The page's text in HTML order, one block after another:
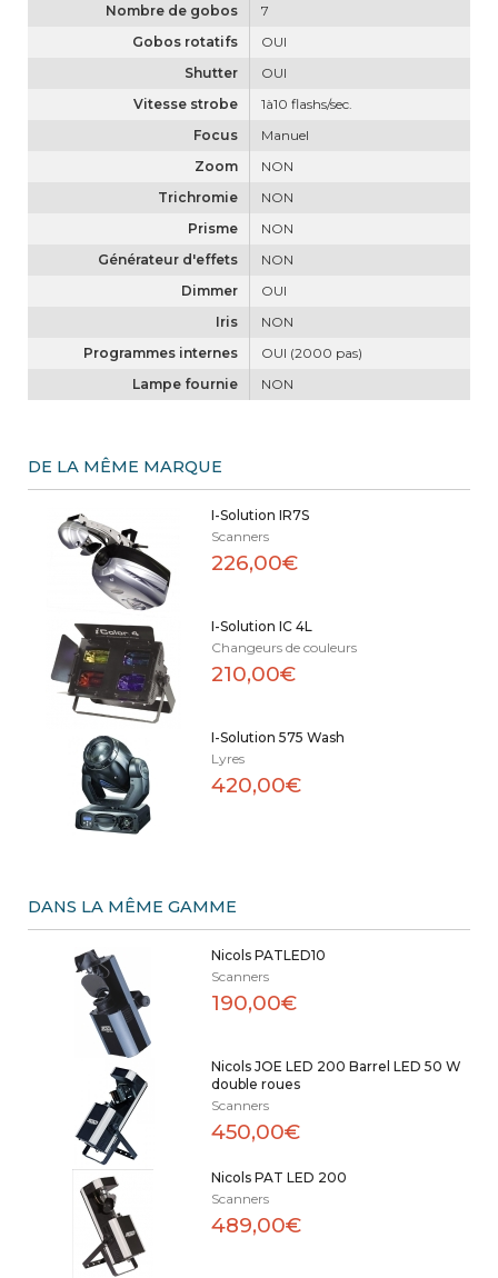
Nombre de gobos
7
Gobos rotatifs
OUI
Shutter
OUI
Vitesse strobe
1à10 flashs/sec.
Focus
Manuel
Zoom
NON
Trichromie
NON
Prisme
NON
Générateur d'effets
NON
Dimmer
OUI
Iris
NON
Programmes internes
OUI (2000 pas)
Lampe fournie
NON
DE LA MÊME MARQUE
I-Solution IR7S
Scanners
226,00€
I-Solution IC 4L
Changeurs de couleurs
210,00€
I-Solution 575 Wash
Lyres
420,00€
DANS LA MÊME GAMME
Nicols PATLED10
Scanners
190,00€
Nicols JOE LED 200 Barrel LED 50 W
double roues
Scanners
450,00€
Nicols PAT LED 200
Scanners
489,00€